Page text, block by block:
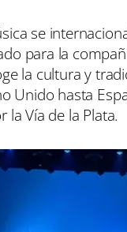
se
para la
la cultura y
Unido hasta
Vía de la Plata.